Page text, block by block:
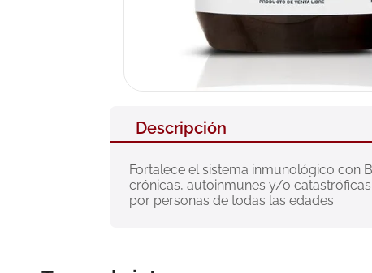
Descripción
Fortalece el sistema inmunológico con
crónicas, autoinmunes y/o
por personas de todas las edades.